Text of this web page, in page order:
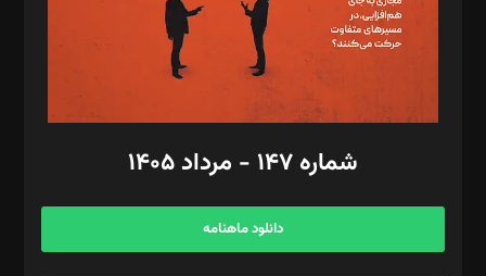
فیلمبرداری و عکاسی: امیر شفیعی، مانی لطفی زاده
گرافیک و صفحه‌آرایی: سید‌سبحان‌علی ثابت
مد‌یر توسعه تجاری: کامبیز برید‌
امور مالی: شاپور رهبری، محمد‌ کاظمی‌نیا
آگهی و مشترکین: ۰۹۱۹۹۹۹۰۴۵۴
شماره ۱۴۷ - مرداد ۱۴۰۵
دانلود ماهنامه